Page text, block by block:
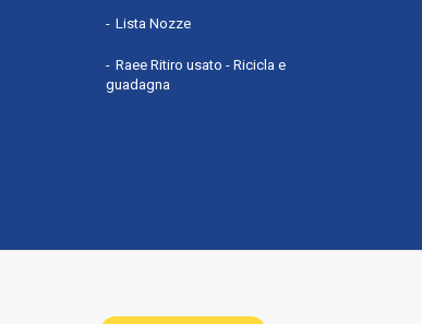
Lista Nozze
Raee Ritiro usato - Ricicla e
guadagna